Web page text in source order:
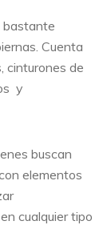
bastante
Cuenta
cinturones de
y
buscan
elementos
cualquier tipo